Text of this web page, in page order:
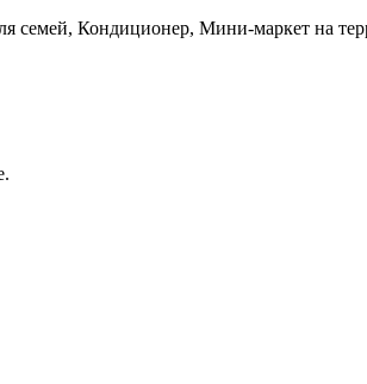
Кондиционер, Мини-маркет на